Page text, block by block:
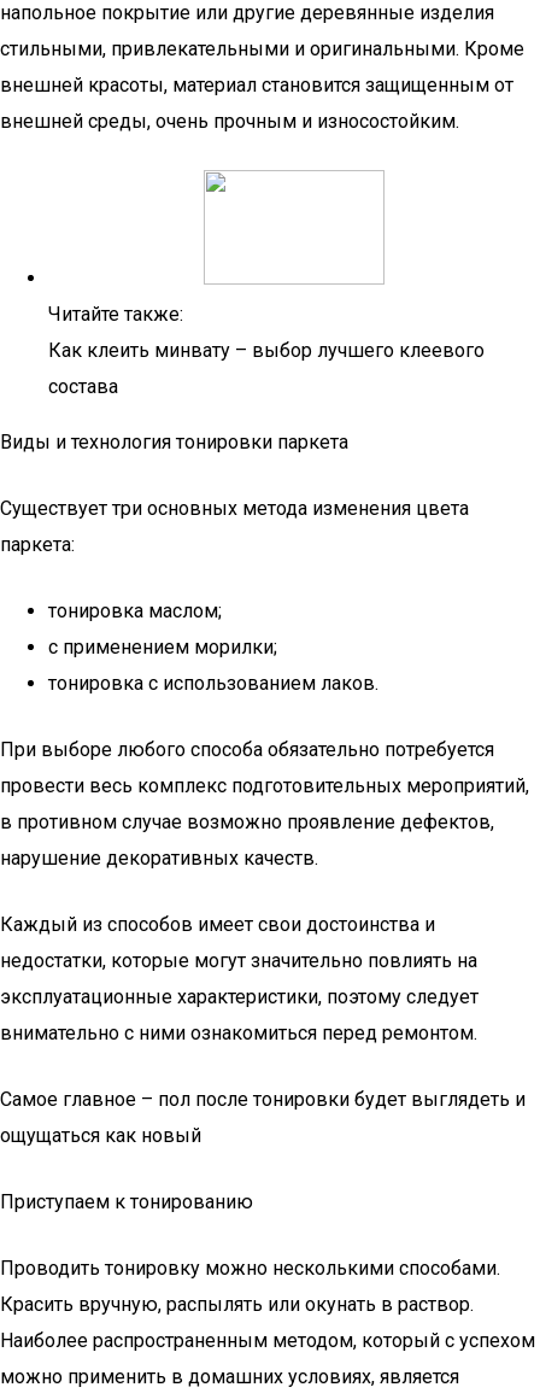
напольное покрытие или другие деревянные изделия
стильными, привлекательными и оригинальными. Кроме
внешней красоты, материал становится защищенным от
внешней среды, очень прочным и износостойким.
Читайте также:
Как клеить минвату – выбор лучшего клеевого
состава
Виды и технология тонировки паркета
Существует три основных метода изменения цвета
паркета:
тонировка маслом;
с применением морилки;
тонировка с использованием лаков.
При выборе любого способа обязательно потребуется
провести весь комплекс подготовительных мероприятий,
в противном случае возможно проявление дефектов,
нарушение декоративных качеств.
Каждый из способов имеет свои достоинства и
недостатки, которые могут значительно повлиять на
эксплуатационные характеристики, поэтому следует
внимательно с ними ознакомиться перед ремонтом.
Самое главное – пол после тонировки будет выглядеть и
ощущаться как новый
Приступаем к тонированию
Проводить тонировку можно несколькими способами.
Красить вручную, распылять или окунать в раствор.
Наиболее распространенным методом, который с успехом
можно применить в домашних условиях, является